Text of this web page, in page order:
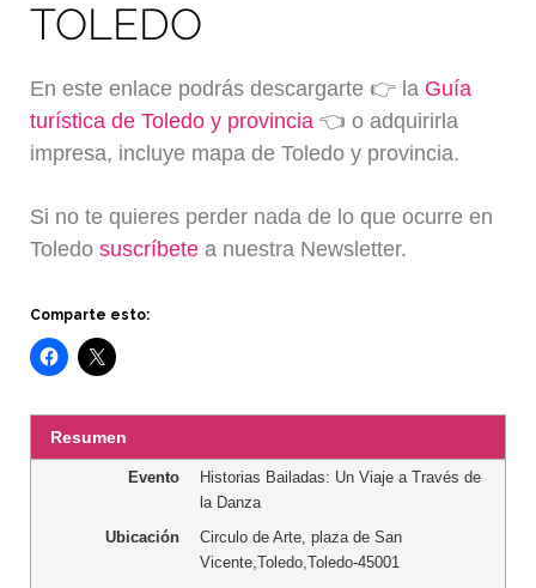
TOLEDO
En este enlace podrás descargarte 👉 la Guía
turística de Toledo y provincia 👈 o adquirirla
impresa, incluye mapa de Toledo y provincia.
Si no te quieres perder nada de lo que ocurre en
Toledosuscríbete a nuestra Newsletter.
Comparte esto:
Resumen
Evento
Historias Bailadas: Un Viaje a Través de
la Danza
Ubicación
Circulo de Arte plaza de San
Vicente ,Toledo ,Toledo-45001